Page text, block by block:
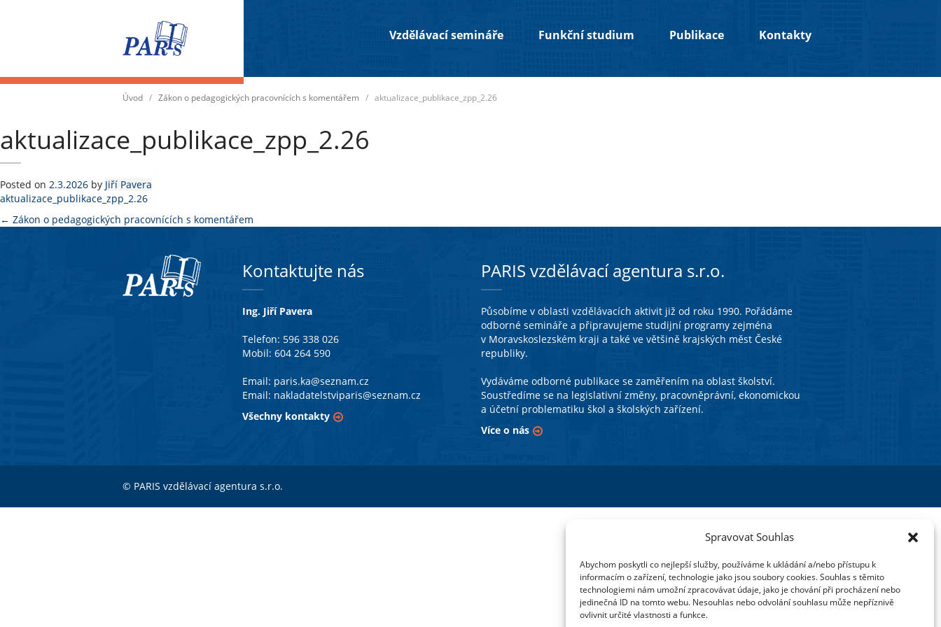
Spravovat Souhlas
Abychom poskytli co nejlepší služby, používáme k ukládání a/nebo přístupu k
informacím o zařízení, technologie jako jsou soubory cookies. Souhlas s těmito
technologiemi nám umožní zpracovávat údaje, jako je chování při procházení nebo
jedinečná ID na tomto webu. Nesouhlas nebo odvolání souhlasu může nepříznivě
ovlivnit určité vlastnosti a funkce.
Vzdělávací semináře Funkční studium Publikace Kontakty
Úvod / Zákon o pedagogických pracovnících s komentářem / aktualizace_publikace_zpp_2.26
aktualizace_publikace_zpp_2.26
Posted on 2.3.2026 by Jiří Pavera
aktualizace_publikace_zpp_2.26
Post
← Zákon o pedagogických pracovnících s komentářem
Kontaktujte nás
Ing. Jiří Pavera
Telefon: 596 338 026
Mobil: 604 264 590
Email: paris.ka@seznam.cz
Email: nakladatelstviparis@seznam.cz
Všechny kontakty
PARIS vzdělávací agentura s.r.o.
Působíme v oblasti vzdělávacích aktivit již od roku 1990. Pořádáme
odborné semináře a připravujeme studijní programy zejména
v Moravskoslezském kraji a také ve většině krajských měst České
republiky.
Vydáváme odborné publikace se zaměřením na oblast školství.
Soustředíme se na legislativní změny, pracovněprávní, ekonomickou
a účetní problematiku škol a školských zařízení.
Více o nás
© PARIS vzdělávací agentura s.r.o.